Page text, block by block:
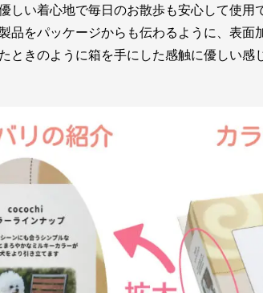
しい着心地で毎日のお散歩も安心して使用
品をパッケージからも伝わるように、表
ときのように箱を手にした感触に優しい感